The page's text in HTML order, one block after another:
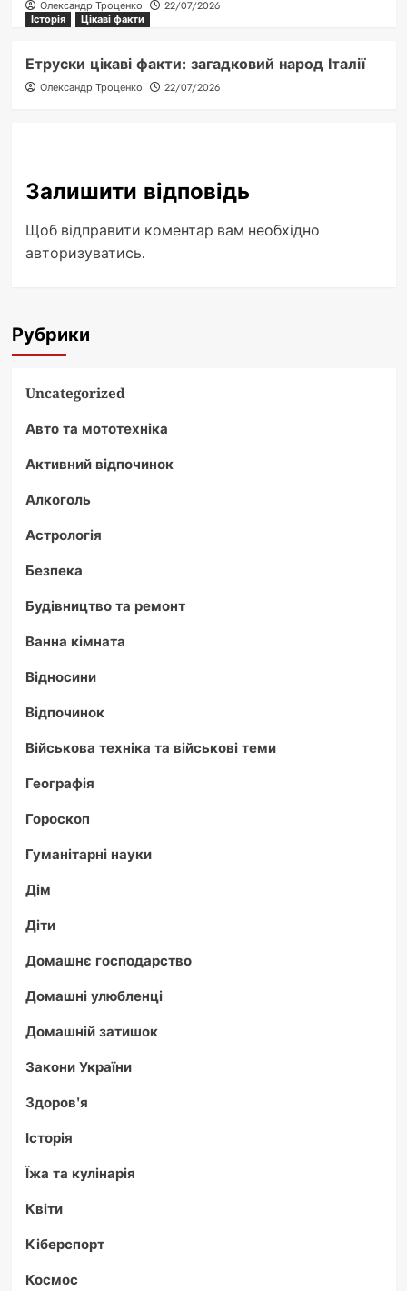
Олександр Троценко
22/07/2026
Історія
Цікаві факти
Етруски цікаві факти: загадковий народ Італії
Олександр Троценко 22/07/2026
Залишити відповідь
Щоб відправити коментар вам необхідно
авторизуватись.
Рубрики
Uncategorized
Авто та мототехніка
Активний відпочинок
Алкоголь
Астрологія
Безпека
Будівництво та ремонт
Ванна кімната
Відносини
Відпочинок
Військова техніка та військові теми
Географія
Гороскоп
Гуманітарні науки
Дім
Діти
Домашнє господарство
Домашні улюбленці
Домашній затишок
Закони України
Здоров'я
Історія
Їжа та кулінарія
Квіти
Кіберспорт
Космос